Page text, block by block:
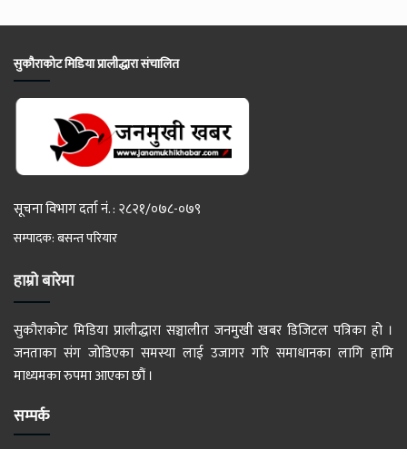
सुकौराकोट मिडिया प्रालीद्धारा संचालित
सूचना विभाग दर्ता नं. : २८२१/०७८-०७९
सम्पादक: बसन्त परियार
हाम्रो बारेमा
सुकौराकोट मिडिया प्रालीद्धारा सञ्चालीत जनमुखी खबर डिजिटल पत्रिका हो ।
जनताका संग जोडिएका समस्या लाई उजागर गरि समाधानका लागि हामि
माध्यमका रुपमा आएका छौं ।
सम्पर्क